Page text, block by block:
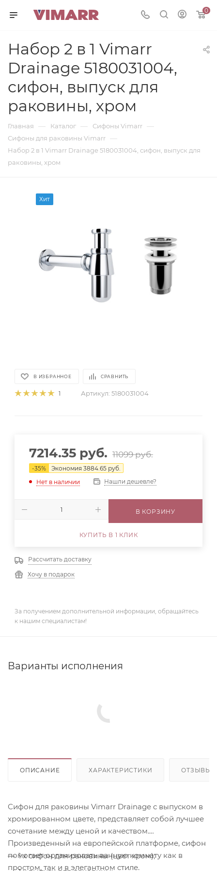
0
Набор 2 в 1 Vimarr
Drainage 5180031004,
сифон, выпуск для
раковины, хром
Главная — Каталог — Сифоны Vimarr —
Сифоны для раковины Vimarr —
Набор 2 в 1 Vimarr Drainage 5180031004, сифон, выпуск для
раковины, хром
Хит
В ИЗБРАННОЕ СРАВНИТЬ
1 Артикул: 5180031004
7214.35 руб. 11099руб.
-35% Экономия 3884.65 руб.
Нет в наличии
Нашли дешевле?
В КОРЗИНУ
КУПИТЬ В 1 КЛИК
Рассчитать доставку
Хочу в подарок
За получением дополнительной информации, обращайтесь
к нашим специалистам!
Варианты исполнения
ОПИСАНИЕ ХАРАКТЕРИСТИКИ ОТЗЫВЫ
Сифон для раковины Vimarr Drainage с выпуском в
хромированном цвете, представляет собой лучшее
сочетание между ценой и качеством.
Произведенный на европейской платформе, сифон
помогает организовать ванную комнату как в
простом, так и в элегантном стиле.
1 x сифон для раковины (цвет хром);